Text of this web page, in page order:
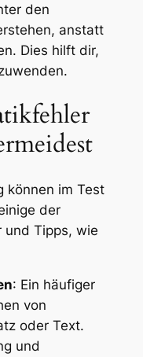
den
anstatt
Dies hilft dir,
können im Test
der
und Tipps, wie
: Ein häufiger
von
oder Text.
und